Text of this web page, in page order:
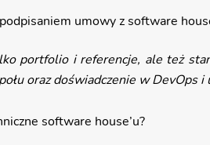
umowy z software
portfolio i referencje, ale też
oraz doświadczenie w DevOps
software house’u?